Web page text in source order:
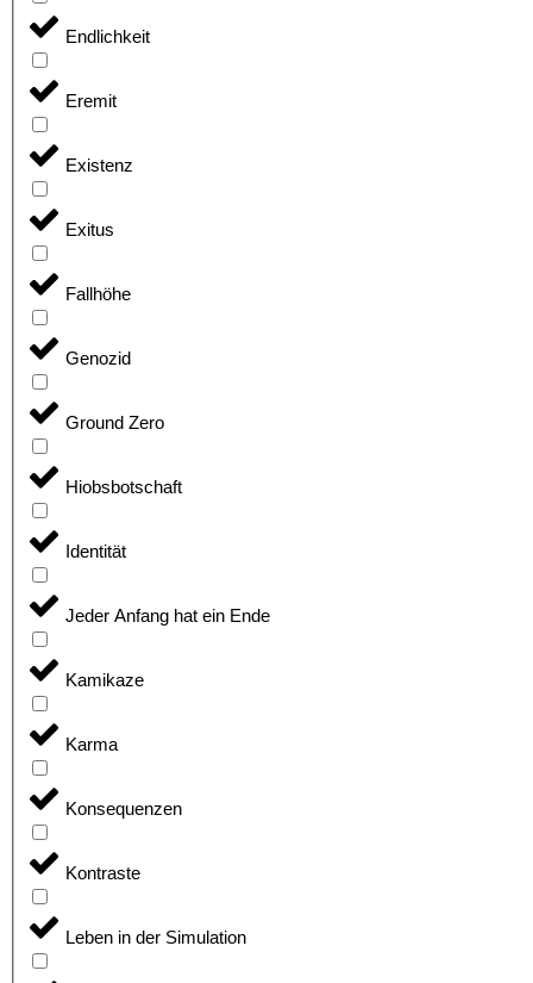
Endlichkeit
Eremit
Existenz
Exitus
Fallhöhe
Genozid
Ground Zero
Hiobsbotschaft
Identität
Jeder Anfang hat ein Ende
Kamikaze
Karma
Konsequenzen
Kontraste
Leben in der Simulation